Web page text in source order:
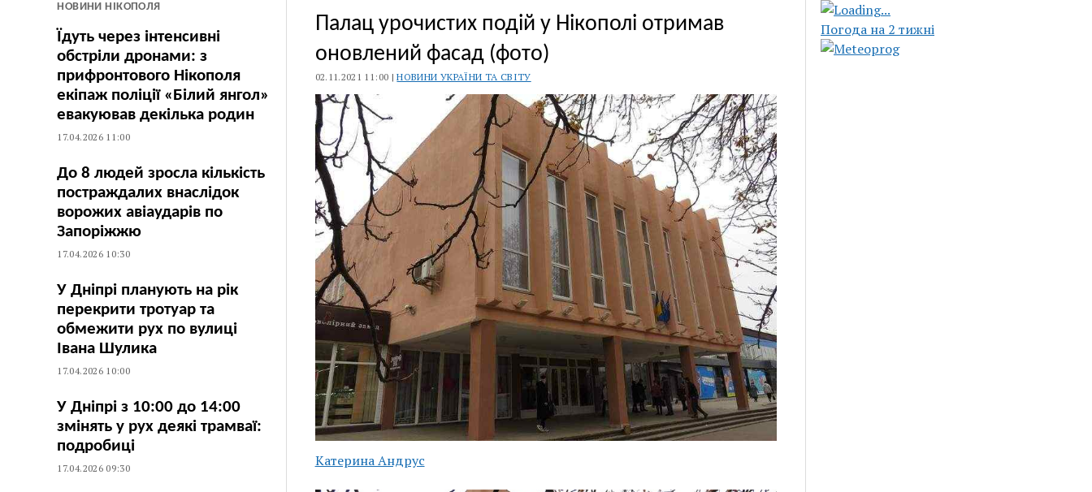
НОВИНИ НІКОПОЛЯ
Їдуть через інтенсивні
обстріли дронами: з
прифронтового Нікополя
екіпаж поліції «Білий янгол»
евакуював декілька родин
17.04.2026 11:00
До 8 людей зросла кількість
постраждалих внаслідок
ворожих авіаударів по
Запоріжжю
17.04.2026 10:30
У Дніпрі планують на рік
перекрити тротуар та
обмежити рух по вулиці
Івана Шулика
17.04.2026 10:00
У Дніпрі з 10:00 до 14:00
змінять у рух деякі трамваї:
подробиці
17.04.2026 09:30
Палац урочистих подій у Нікополі отримав
оновлений фасад (фото)
02.11.2021 11:00 |НОВИНИ УКРАЇНИ ТА СВІТУ
Катерина Андрус
Погода на 2 тижні